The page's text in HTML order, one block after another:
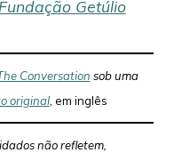
Getúlio
Conversation sob uma
original, em inglês
não refletem,